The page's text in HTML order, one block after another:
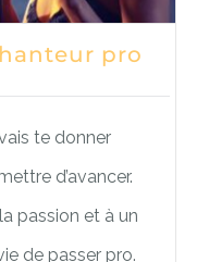
pro
te donner
d’avancer.
passion et à un
de passer pro.